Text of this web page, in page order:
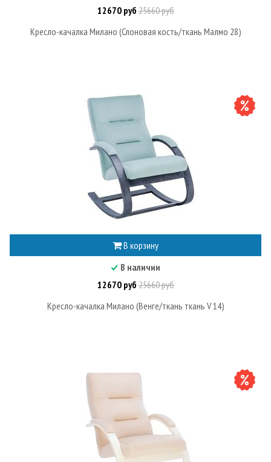
12670 руб25660 руб
Кресло-качалка Милано (Слоновая кость/ткань Малмо 28)
В корзину
В наличии
12670 руб25660 руб
Кресло-качалка Милано (Венге/ткань ткань V 14)